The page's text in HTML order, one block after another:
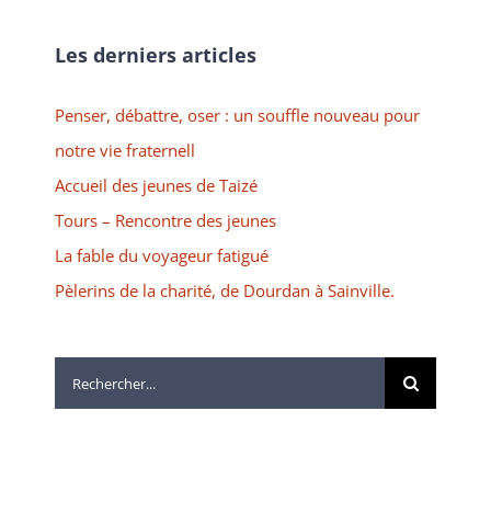
Les derniers articles
Penser, débattre, oser : un souffle nouveau pour
notre vie fraternell
Accueil des jeunes de Taizé
Tours – Rencontre des jeunes
La fable du voyageur fatigué
Pèlerins de la charité, de Dourdan à Sainville.
Rechercher: